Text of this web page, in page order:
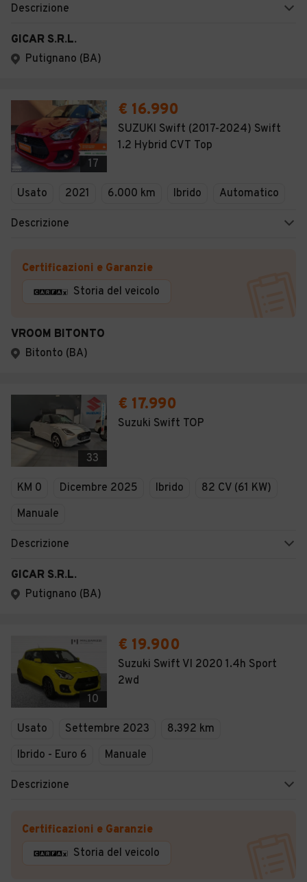
Descrizione
GICAR S.R.L.
Putignano (BA)
17
€ 16.990
SUZUKI Swift (2017-2024) Swift
1.2 Hybrid CVT Top
Usato 2021 6.000 km Ibrido Automatico
Descrizione
Certificazioni e Garanzie
Storia del veicolo
VROOM BITONTO
Bitonto (BA)
33
€ 17.990
Suzuki Swift TOP
KM 0 Dicembre 2025 Ibrido
82 CV (61 KW)
Manuale
Descrizione
GICAR S.R.L.
Putignano (BA)
10
€ 19.900
Suzuki Swift VI 2020 1.4h Sport
2wd
Usato Settembre 2023
8.392 km
Ibrido - Euro 6
Manuale
Descrizione
Certificazioni e Garanzie
Storia del veicolo